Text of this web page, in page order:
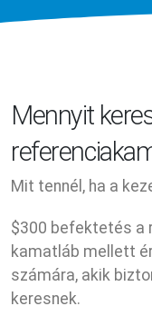
Mennyit
Mit tennél, ha a
$300 befektetés a
kamatláb mellett
számára, akik
keresnek.